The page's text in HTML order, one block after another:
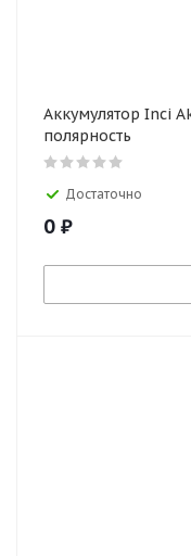
Аккумулятор Inci
полярность
Достаточно
0 ₽